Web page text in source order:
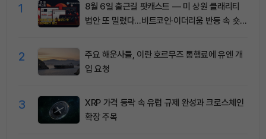
1
8월 6일 출근길 팟캐스트 — 미 상원 클래리티
법안 또 밀렸다…비트코인·이더리움 반등 속 숏
2
주요 해운사들, 이란 호르무즈 통행료에 유엔 개
입 요청
3
XRP 가격 등락 속 유럽 규제 완성과 크로스체인
확장 주목